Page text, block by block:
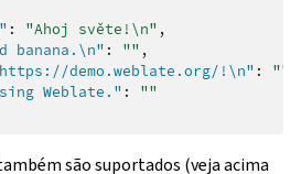
: "Ahoj světe!\n" ,
banana.\n" : "" ,
demo.weblate.org/!\n" : ""
Weblate." :
""
são suportados (veja acima